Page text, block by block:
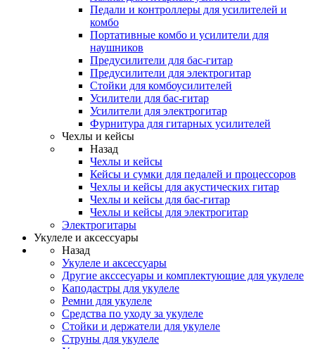
Педали и контроллеры для усилителей и
комбо
Портативные комбо и усилители для
наушников
Предусилители для бас-гитар
Предусилители для электрогитар
Стойки для комбоусилителей
Усилители для бас-гитар
Усилители для электрогитар
Фурнитура для гитарных усилителей
Чехлы и кейсы
Назад
Чехлы и кейсы
Кейсы и сумки для педалей и процессоров
Чехлы и кейсы для акустических гитар
Чехлы и кейсы для бас-гитар
Чехлы и кейсы для электрогитар
Электрогитары
Укулеле и аксессуары
Назад
Укулеле и аксессуары
Другие акссесуары и комплектующие для укулеле
Каподастры для укулеле
Ремни для укулеле
Средства по уходу за укулеле
Стойки и держатели для укулеле
Струны для укулеле